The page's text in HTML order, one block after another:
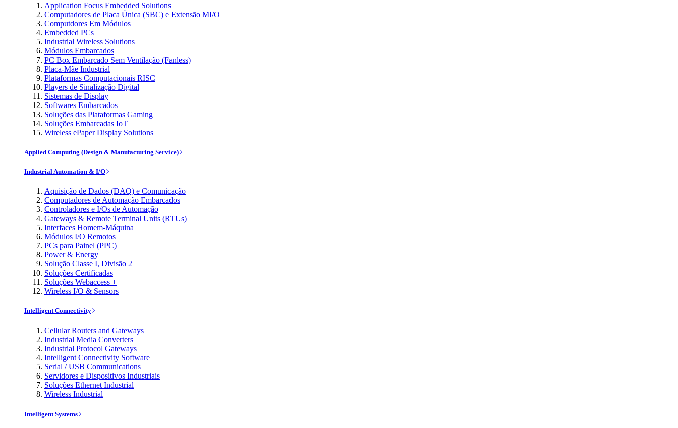
Application Focus Embedded Solutions
Computadores de Placa Única (SBC) e Extensão MI/O
Computdores Em Módulos
Embedded PCs
Industrial Wireless Solutions
Módulos Embarcados
PC Box Embarcado Sem Ventilação (Fanless)
Placa-Mãe Industrial
Plataformas Computacionais RISC
Players de Sinalização Digital
Sistemas de Display
Softwares Embarcados
Soluções das Plataformas Gaming
Soluções Embarcadas IoT
Wireless ePaper Display Solutions
Applied Computing (Design & Manufacturing Service)
Industrial Automation & I/O
Aquisição de Dados (DAQ) e Comunicação
Computadores de Automação Embarcados
Controladores e I/Os de Automação
Gateways & Remote Terminal Units (RTUs)
Interfaces Homem-Máquina
Módulos I/O Remotos
PCs para Painel (PPC)
Power & Energy
Solução Classe I, Divisão 2
Soluções Certificadas
Soluções Webaccess +
Wireless I/O & Sensors
Intelligent Connectivity
Cellular Routers and Gateways
Industrial Media Converters
Industrial Protocol Gateways
Intelligent Connectivity Software
Serial / USB Communications
Servidores e Dispositivos Industriais
Soluções Ethernet Industrial
Wireless Industrial
Intelligent Systems